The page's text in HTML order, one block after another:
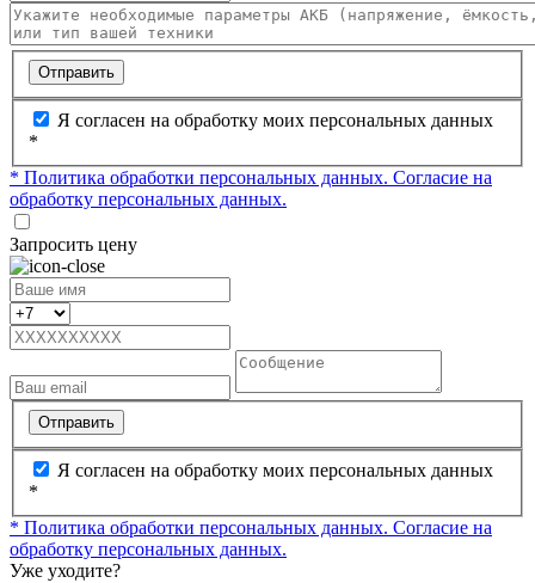
Отправить
Я согласен на обработку моих персональных данных
*
* Политика обработки персональных данных. Согласие на
обработку персональных данных.
Запросить цену
Отправить
Я согласен на обработку моих персональных данных
*
* Политика обработки персональных данных. Согласие на
обработку персональных данных.
Уже уходите?